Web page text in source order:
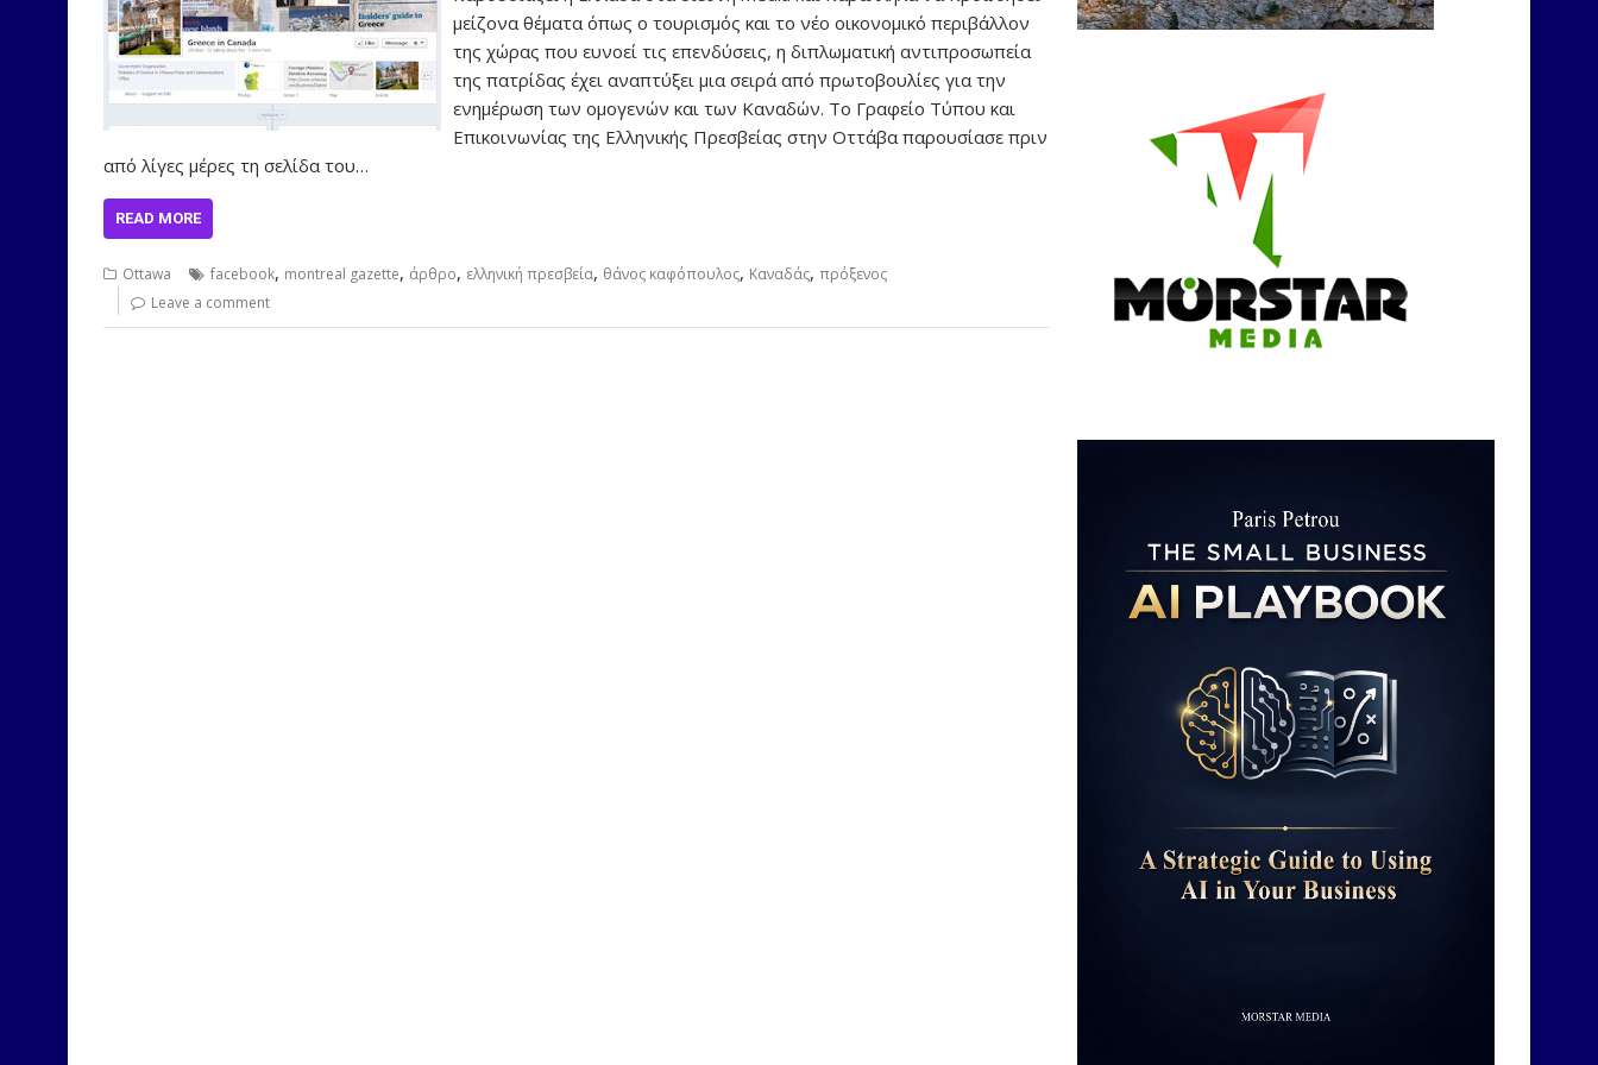
μείζονα θέματα όπως ο τουρισμός και το νέο οικονομικό περιβάλλον
της χώρας που ευνοεί τις επενδύσεις, η διπλωματική αντιπροσωπεία
της πατρίδας έχει αναπτύξει μια σειρά από πρωτοβουλίες για την
ενημέρωση των ομογενών και των Καναδών. Το Γραφείο Τύπου και
Επικοινωνίας της Ελληνικής Πρεσβείας στην Οττάβα παρουσίασε πριν
από λίγες μέρες τη σελίδα του…
READ MORE
Ottawa facebook, montreal gazette, άρθρο, ελληνική πρεσβεία, θάνος καφόπουλος, Καναδάς, πρόξενος
Leave a comment